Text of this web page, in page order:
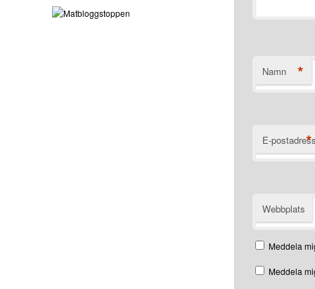
Namn *
E- *
Webbplats
Meddela
Meddela